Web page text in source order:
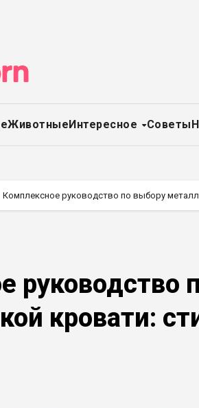
ЖивотныеИнтересное Советы
Комплексное руководство по выбору
руководство
кровати: